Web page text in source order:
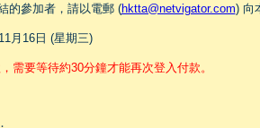
的參加者，請以電郵 (hktta@netvigator.com) 向
月16日 (星期三)
需要等待約30分鐘才能再次登入付款。